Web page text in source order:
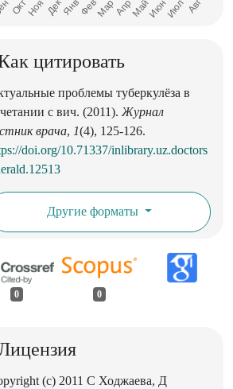
цитировать
проблемы туберкулёза в
с вич. (2011). Журнал
врача, 1(4), 125-126.
doi.org/10.71337/inlibrary.uz.doctors
Другие форматы
0 0
(c) 2011 С Ходжаева, Д